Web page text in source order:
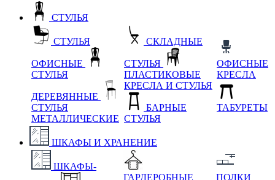
СТУЛЬЯ
СТУЛЬЯ
ОФИСНЫЕ
СТУЛЬЯ
ДЕРЕВЯННЫЕ
СТУЛЬЯ
МЕТАЛЛИЧЕСКИЕ
СКЛАДНЫЕ
СТУЛЬЯ
ПЛАСТИКОВЫЕ
КРЕСЛА И СТУЛЬЯ
БАРНЫЕ
СТУЛЬЯ
ОФИСНЫЕ
КРЕСЛА
ТАБУРЕТЫ
ШКАФЫ И ХРАНЕНИЕ
ШКАФЫ-
ГАРДЕРОБНЫЕ
ПОЛКИ